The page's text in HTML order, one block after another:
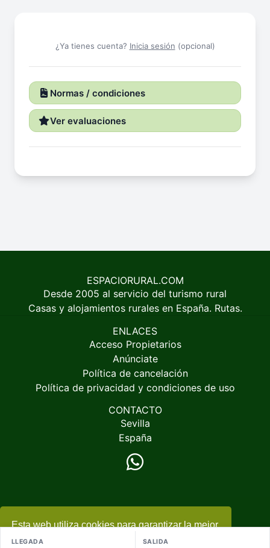
Esta web utiliza cookies para garantizar la mejor
experiencia
LLEGADA SALIDA
¿Ya tienes cuenta? Inicia sesión (opcional)
Normas / condiciones
Ver evaluaciones
ESPACIORURAL.COM
Desde 2005 al servicio del turismo rural
Casas y alojamientos rurales en España. Rutas.
ENLACES
Acceso Propietarios
Anúnciate
Política de cancelación
Política de privacidad y condiciones de uso
CONTACTO
Sevilla
España
EspacioRural.com